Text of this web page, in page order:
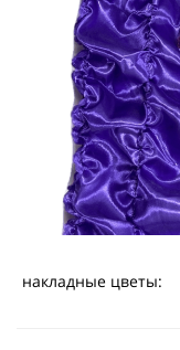
накладные цветы: